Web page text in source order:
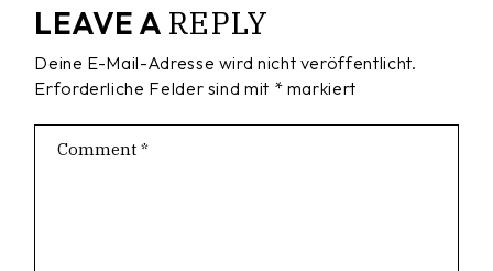
LEAVE A REPLY
Deine E-Mail-Adresse wird nicht veröffentlicht.
Erforderliche Felder sind mit * markiert